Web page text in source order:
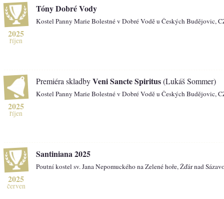
2025
říjen
Tóny Dobré Vody
Kostel Panny Marie Bolestné v Dobré Vodě u Českých Budějovic,
2025
říjen
Premiéra skladbyVeni Sancte Spiritus(Lukáš Sommer)
Kostel Panny Marie Bolestné v Dobré Vodě u Českých Budějovic,
2025
červen
Santiniana 2025
Poutní kostel sv. Jana Nepomuckého na Zelené hoře, Žďár nad